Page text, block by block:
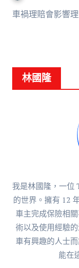
車禍理賠會影
林國隆
我是林國隆，一位
的世界。擁有 12
車主完成保險相
術以及使用經驗
車有興趣的人士
能在